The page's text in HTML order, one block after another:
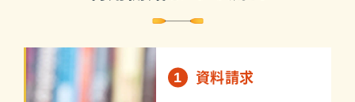
資料請求